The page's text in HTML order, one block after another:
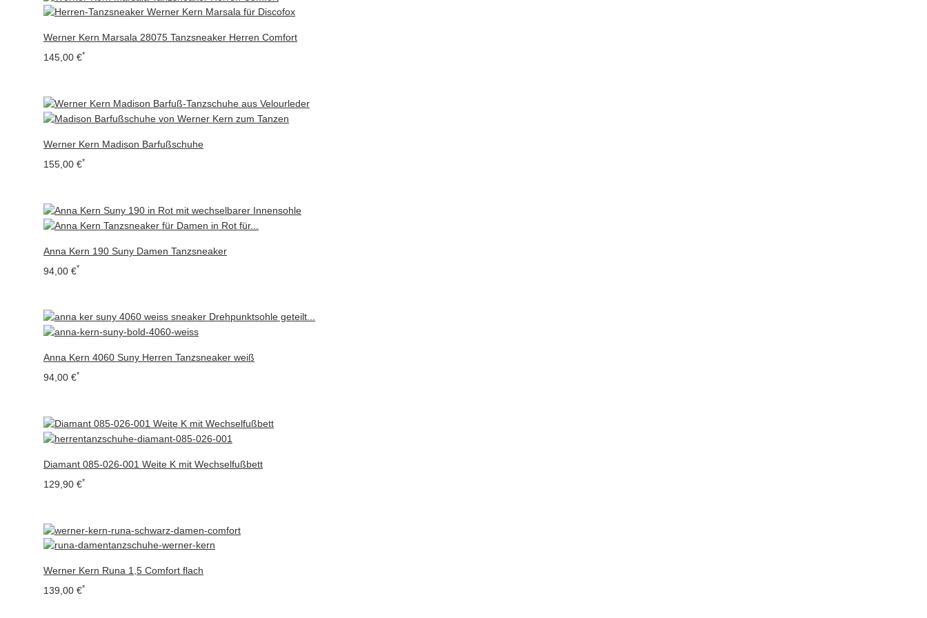
Werner Kern Marsala 28075 Tanzsneaker Herren Comfort
145,00 €*
Werner Kern Madison Barfußschuhe
155,00 €*
Anna Kern 190 Suny Damen Tanzsneaker
94,00 €*
Anna Kern 4060 Suny Herren Tanzsneaker weiß
94,00 €*
Diamant 085-026-001 Weite K mit Wechselfußbett
129,90 €*
Werner Kern Runa 1,5 Comfort flach
139,00 €*